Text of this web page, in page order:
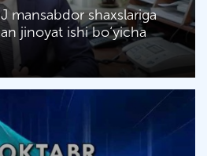
mansabdor shaxslariga
jinoyat ishi bo‘yicha